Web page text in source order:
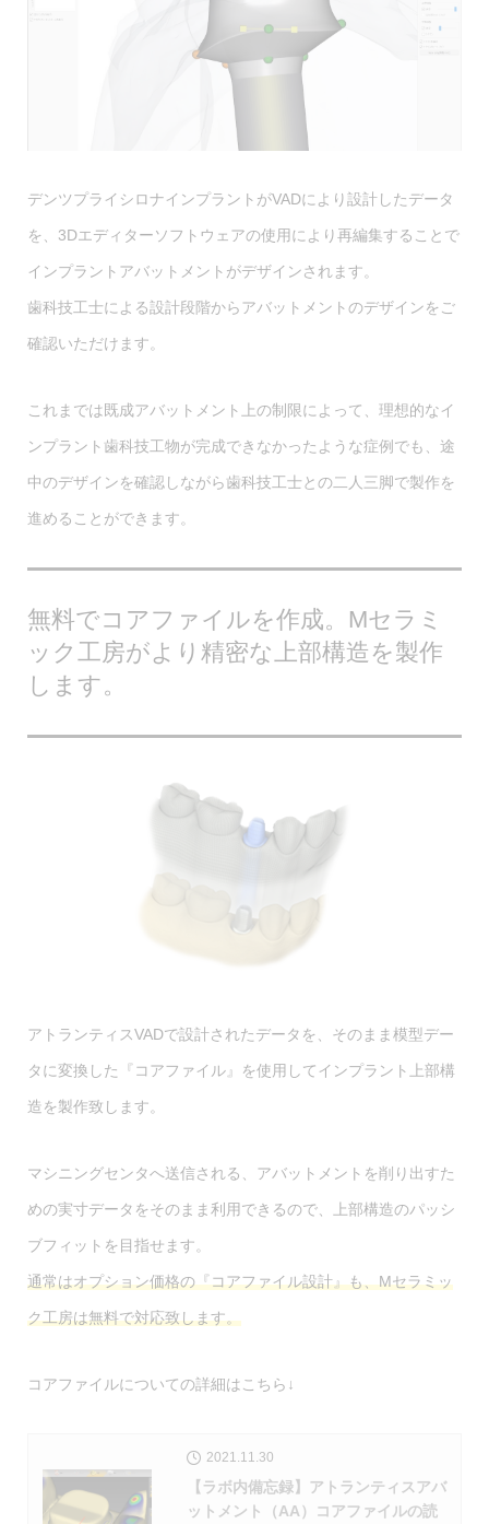
デンツプライシロナインプラントがVADにより設計したデータ
を、3Dエディターソフトウェアの使用により再編集することで
インプラントアバットメントがデザインされます。
歯科技工士による設計段階からアバットメントのデザインをご
確認いただけます。
これまでは既成アバットメント上の制限によって、理想的なイ
ンプラント歯科技工物が完成できなかったような症例でも、途
中のデザインを確認しながら歯科技工士との二人三脚で製作を
進めることができます。
無料でコアファイルを作成。Mセラミ
ック工房がより精密な上部構造を製作
します。
アトランティスVADで設計されたデータを、そのまま模型デー
タに変換した『コアファイル』を使用してインプラント上部構
造を製作致します。
マシニングセンタへ送信される、アバットメントを削り出すた
めの実寸データをそのまま利用できるので、上部構造のパッシ
ブフィットを目指せます。
通常はオプション価格の『コアファイル設計』も、Mセラミッ
ク工房は無料で対応致します。
コアファイルについての詳細はこちら↓
2021.11.30
【ラボ内備忘録】アトランティスアバ
ットメント（AA）コアファイルの読